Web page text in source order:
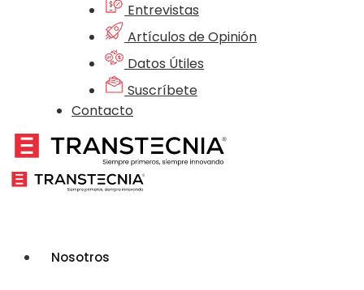
Entrevistas
Artículos de Opinión
Datos Útiles
Suscríbete
Contacto
Nosotros